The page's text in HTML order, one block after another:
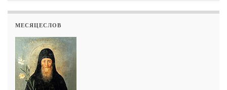
МЕСЯЦЕСЛОВ